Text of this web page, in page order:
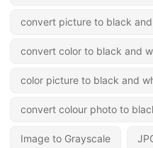
convert picture to black
convert color to black and
color picture to black and
convert colour photo to
Image to Grayscale